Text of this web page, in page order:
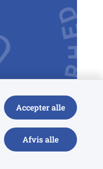
Accepter alle
Afvis alle